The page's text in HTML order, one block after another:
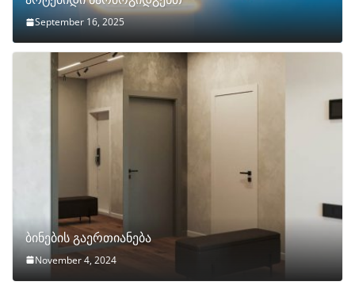
September 16, 2025
ბინების გაერთიანება
November 4, 2024